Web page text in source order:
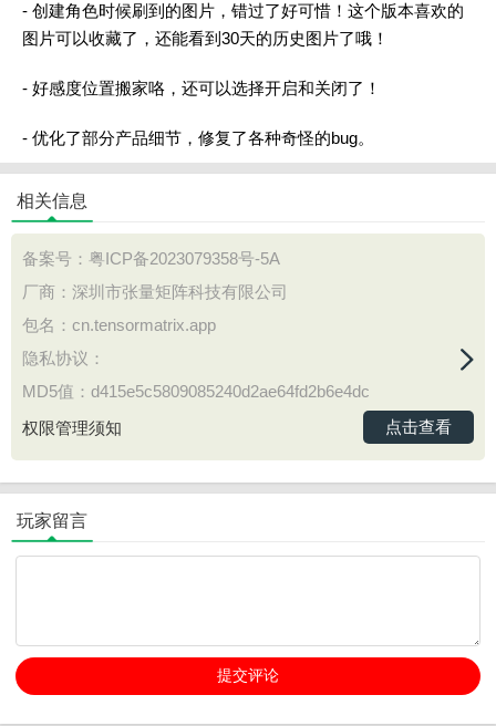
- 创建角色时候刷到的图片，错过了好可惜！这个版本喜欢的
图片可以收藏了，还能看到30天的历史图片了哦！
- 好感度位置搬家咯，还可以选择开启和关闭了！
- 优化了部分产品细节，修复了各种奇怪的bug。
相关信息
备案号： 粤ICP备2023079358号-5A
厂商：深圳市张量矩阵科技有限公司
包名：cn.tensormatrix.app
隐私协议：
MD5值：d415e5c5809085240d2ae64fd2b6e4dc
权限管理须知
点击查看
玩家留言